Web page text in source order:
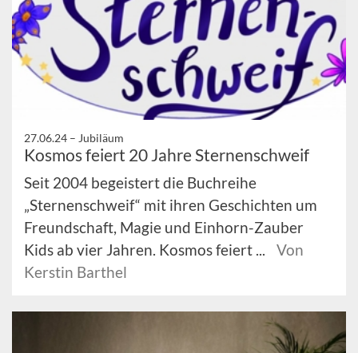
27.06.24 – Jubiläum
Kosmos feiert 20 Jahre Sternenschweif
Seit 2004 begeistert die Buchreihe
„Sternenschweif“ mit ihren Geschichten um
Freundschaft, Magie und Einhorn-Zauber
Kids ab vier Jahren. Kosmos feiert ...
Von
Kerstin Barthel